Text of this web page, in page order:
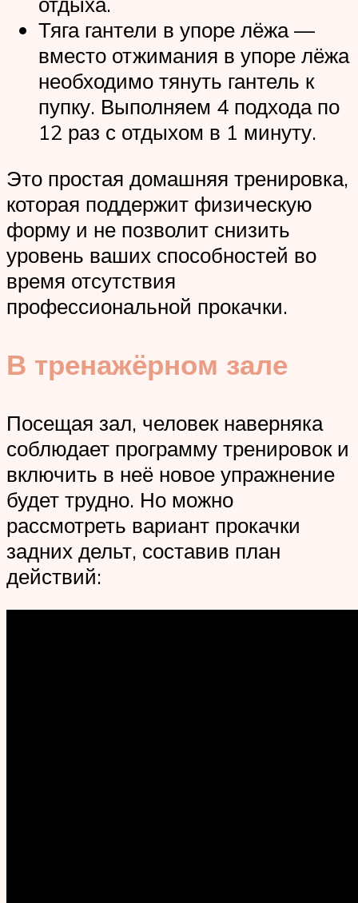
Тяга гантели в упоре лёжа —
вместо отжимания в упоре лёжа
необходимо тянуть гантель к
пупку. Выполняем 4 подхода по
12 раз с отдыхом в 1 минуту.
Это простая домашняя тренировка,
которая поддержит физическую
форму и не позволит снизить
уровень ваших способностей во
время отсутствия
профессиональной прокачки.
В тренажёрном зале
Посещая зал, человек наверняка
соблюдает программу тренировок и
включить в неё новое упражнение
будет трудно. Но можно
рассмотреть вариант прокачки
задних дельт, составив план
действий: